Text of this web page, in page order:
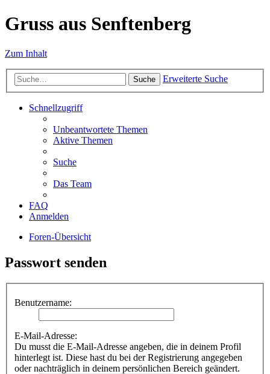
Gruss aus Senftenberg
Zum Inhalt
Suche Erweiterte Suche
Schnellzugriff
Unbeantwortete Themen
Aktive Themen
Suche
Das Team
FAQ
Anmelden
Foren-Übersicht
Passwort senden
Benutzername:
E-Mail-Adresse:
Du musst die E-Mail-Adresse angeben, die in deinem Profil
hinterlegt ist. Diese hast du bei der Registrierung angegeben
oder nachträglich in deinem persönlichen Bereich geändert.